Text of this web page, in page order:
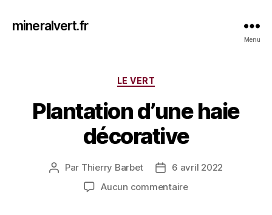
mineralvert.fr
Menu
Catégories
LE VERT
Plantation d’une haie
décorative
Auteur
Par Thierry Barbet
Date6 avril 2022
Aucun commentairesur